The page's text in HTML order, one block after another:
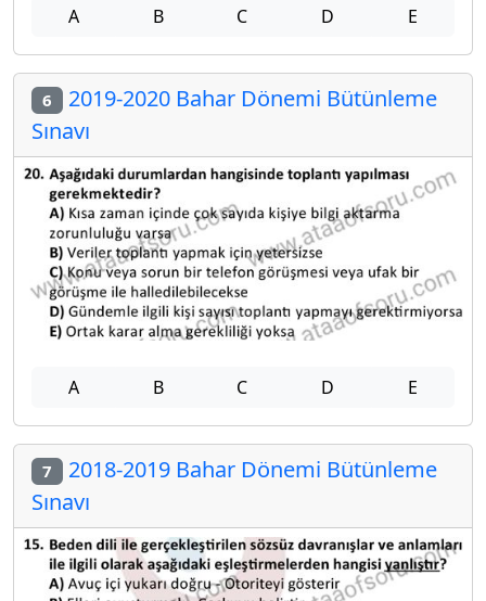
A B C D E
6 2019-2020 Bahar Dönemi Bütünleme
Sınavı
A B C D E
7 2018-2019 Bahar Dönemi Bütünleme
Sınavı